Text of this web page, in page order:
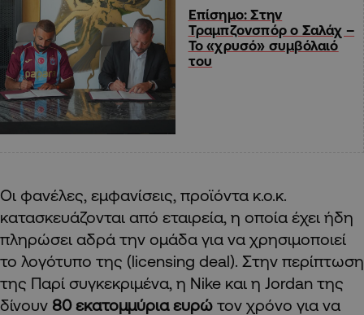
Επίσημο: Στην
Τραμπζονσπόρ ο Σαλάχ –
Το «χρυσό» συμβόλαιό
του
Οι φανέλες, εμφανίσεις, προϊόντα κ.ο.κ.
κατασκευάζονται από εταιρεία, η οποία έχει ήδη
πληρώσει αδρά την ομάδα για να χρησιμοποιεί
το λογότυπο της (licensing deal). Στην περίπτωση
της Παρί συγκεκριμένα, η Nike και η Jordan της
δίνουν 80 εκατομμύρια ευρώ τον χρόνο για να